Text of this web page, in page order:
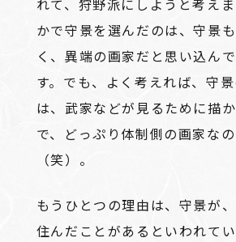
れて、狩野派にしようと考え
かで守景を選んだのは、守景
く、異端の画家だと思い込ん
す。でも、よく考えれば、守
は、武家などが見るために描
で、どっぷり体制側の画家な
（笑）。
もうひとつの理由は、守景が
住んだことがあるといわれてい